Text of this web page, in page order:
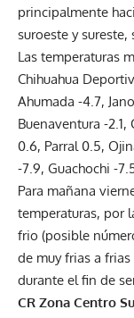
principalmente
suroeste y
Las temperaturas
Chihuahua
Ahumada -4.7,
Buenaventura -2.1,
0.6, Parral 0.5,
-7.9, Guachochi -
Para mañana
temperaturas, por
frio (posible
de muy frias a
durante el fin de
CR Zona Centro